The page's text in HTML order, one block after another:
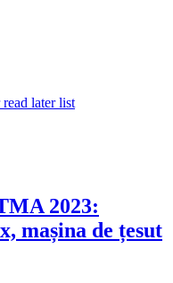
later list
2023:
mașina de țesut